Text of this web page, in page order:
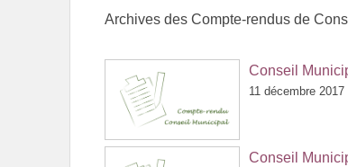
Archives des Compte-rendus de
Conseil
11 décembre 2017
Conseil